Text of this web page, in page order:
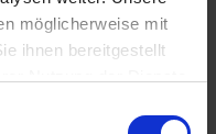
möglicherweise mit
ihnen bereitgestellt